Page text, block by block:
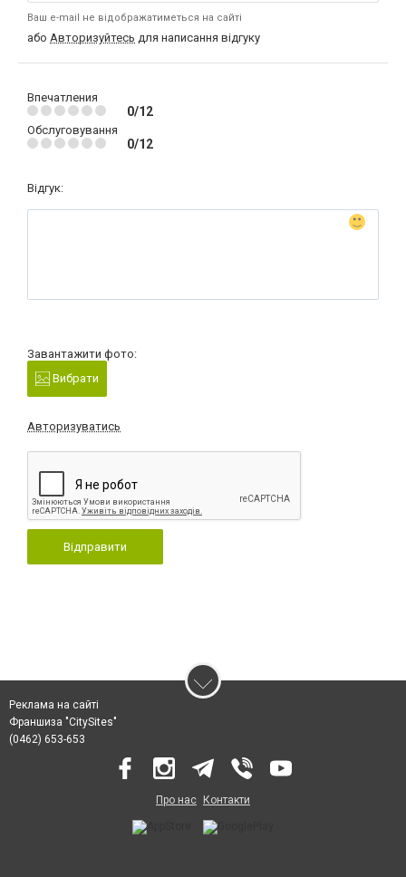
Ваш e-mail не відображатиметься на сайті
або Авторизуйтесь для написання відгуку
Впечатления
0/12
Обслуговування
0/12
Відгук:
Завантажити фото:
Вибрати
Авторизуватись
Відправити
Реклама на сайті
Франшиза "CitySites"
(0462) 653-653
Про нас Контакти